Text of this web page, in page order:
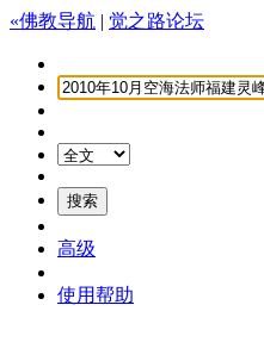
«佛教导航 | 觉之路论坛
高级
使用帮助